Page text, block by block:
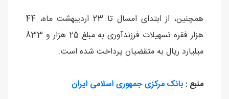
همچنین، از ابتدای امسال تا 23 اردیبهشت ماه، 44
هزار فقره تسهیلات فرزندآوری به مبلغ 25 هزار و 833
میلیارد ریال به متقضیان پرداخت شده است.
منبع :بانک مرکزی جمهوری اسلامی ایران